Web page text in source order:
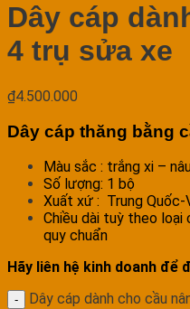
Dây cáp
4 trụ sửa xe
₫4.500.000
Dây cáp thăng bằng
Màu sắc : trắng xi –
Số lượng: 1 bộ
Xuất xứ : Trung Quốc-
Chiều dài tuỳ theo loại
quy chuẩn
Hãy liên hệ kinh doanh
Dây cáp dành cho cầu